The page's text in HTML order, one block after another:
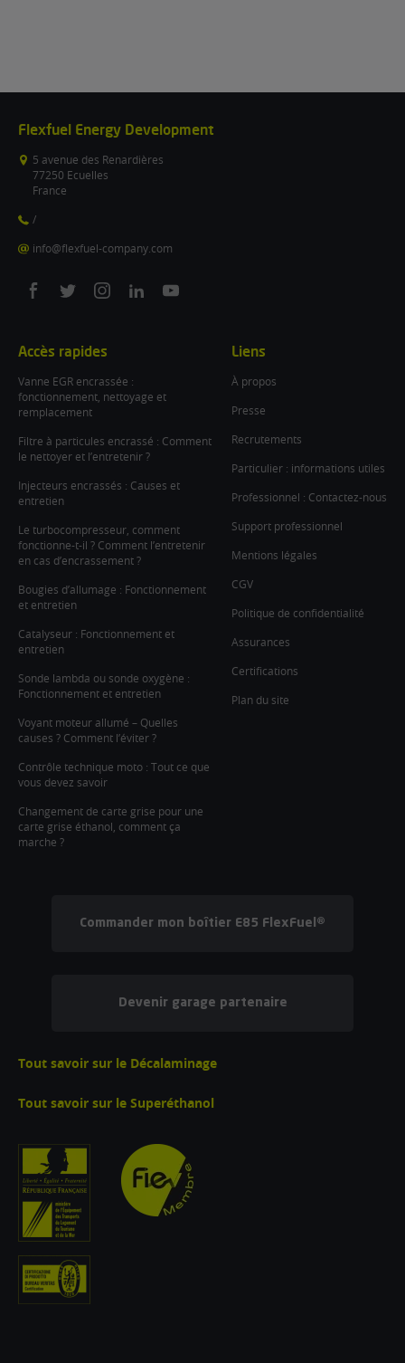
Flexfuel Energy Development
5 avenue des Renardières
77250 Ecuelles
France
/
info@flexfuel-company.com
On
On
On
On
On
Accès rapides
Vanne EGR encrassée :
fonctionnement, nettoyage et
remplacement
Filtre à particules encrassé : Comment
le nettoyer et l’entretenir ?
Injecteurs encrassés : Causes et
entretien
Le turbocompresseur, comment
fonctionne-t-il ? Comment l’entretenir
en cas d’encrassement ?
Bougies d’allumage : Fonctionnement
et entretien
Catalyseur : Fonctionnement et
entretien
Sonde lambda ou sonde oxygène :
Fonctionnement et entretien
Voyant moteur allumé – Quelles
causes ? Comment l’éviter ?
Contrôle technique moto : Tout ce que
vous devez savoir
Changement de carte grise pour une
carte grise éthanol, comment ça
marche ?
Liens
À propos
Presse
Recrutements
Particulier : informations utiles
Professionnel : Contactez-nous
Support professionnel
Mentions légales
CGV
Politique de confidentialité
Assurances
Certifications
Plan du site
Commander mon boîtier E85 FlexFuel®
Devenir garage partenaire
Tout savoir sur le Décalaminage
Tout savoir sur le Superéthanol